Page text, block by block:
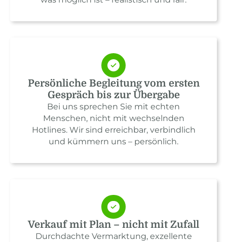
Persönliche Begleitung vom ersten
Gespräch bis zur Übergabe
Bei uns sprechen Sie mit echten
Menschen, nicht mit wechselnden
Hotlines. Wir sind erreichbar, verbindlich
und kümmern uns – persönlich.
Verkauf mit Plan – nicht mit Zufall
Durchdachte Vermarktung, exzellente